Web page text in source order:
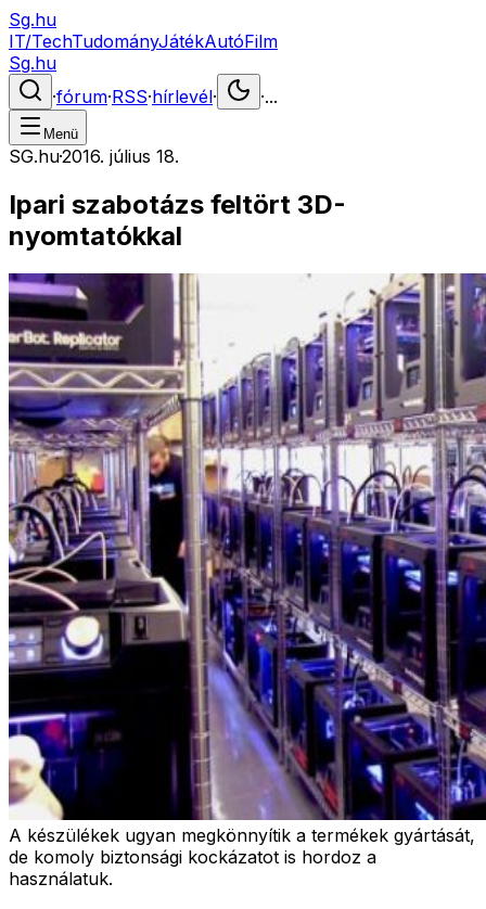
Sg.hu
IT/TechTudományJátékAutóFilm
Sg.hu
·fórum·RSS·hírlevél· ·...
Menü
SG.hu·2016. július 18.
Ipari szabotázs feltört 3D-
nyomtatókkal
A készülékek ugyan megkönnyítik a termékek gyártását,
de komoly biztonsági kockázatot is hordoz a
használatuk.